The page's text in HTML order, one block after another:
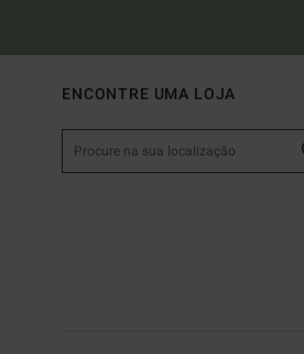
ENCONTRE UMA LOJA